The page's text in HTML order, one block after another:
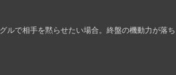
ルで相手を黙らせたい場合。終盤の機動力が落ち